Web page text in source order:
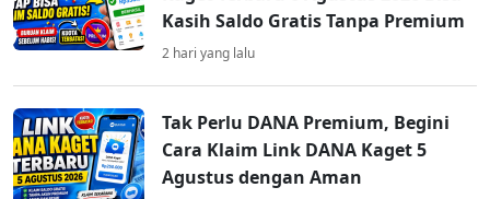
Kasih Saldo Gratis Tanpa Premium
2 hari yang lalu
Tak Perlu DANA Premium, Begini
Cara Klaim Link DANA Kaget 5
Agustus dengan Aman